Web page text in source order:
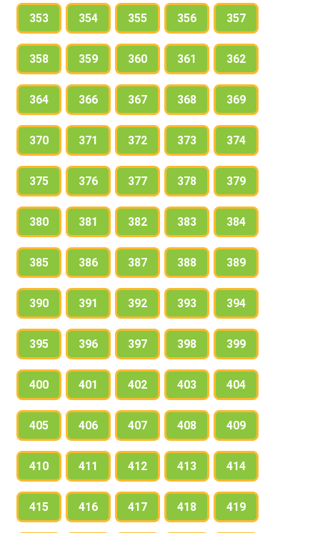
353 354 355 356 357
358 359 360 361 362
364 366 367 368 369
370 371 372 373 374
375 376 377 378 379
380 381 382 383 384
385 386 387 388 389
390 391 392 393 394
395 396 397 398 399
400 401 402 403 404
405 406 407 408 409
410 411 412 413 414
415 416 417 418 419